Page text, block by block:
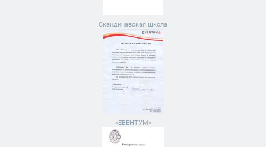
Скандинавская школа
«ЕВЕНТУМ»